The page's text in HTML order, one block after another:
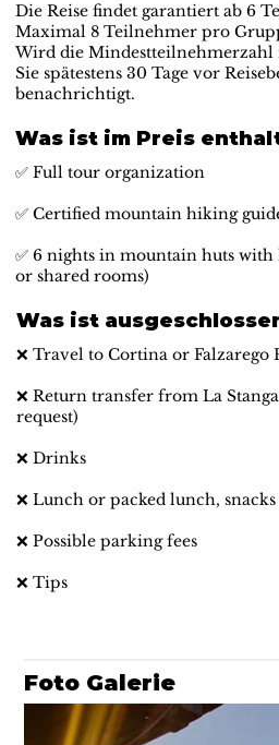
Die Reise findet garantiert ab 6
Maximal 8 Teilnehmer pro
Wird die
Sie spätestens 30 Tage vor
benachrichtigt.
Was ist im Preis
✅ Full tour organization
✅ Certified mountain hiking
✅ 6 nights in mountain huts
or shared rooms)
Was ist
❌ Travel to Cortina or Falzarego
❌ Return transfer from La
request)
❌ Drinks
❌ Lunch or packed lunch, snacks
❌ Possible parking fees
❌ Tips
Foto Galerie